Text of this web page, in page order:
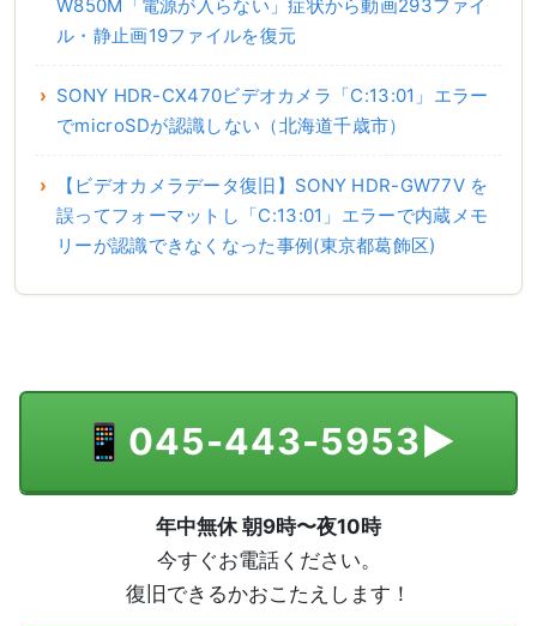
W850M「電源が入らない」症状から動画293ファイ
ル・静止画19ファイルを復元
SONY HDR-CX470ビデオカメラ「C:13:01」エラー
でmicroSDが認識しない（北海道千歳市）
【ビデオカメラデータ復旧】SONY HDR-GW77V を
誤ってフォーマットし「C:13:01」エラーで内蔵メモ
リーが認識できなくなった事例(東京都葛飾区)
📱 045-443-5953▶
年中無休 朝9時〜夜10時
今すぐお電話ください。
復旧できるかおこたえします！